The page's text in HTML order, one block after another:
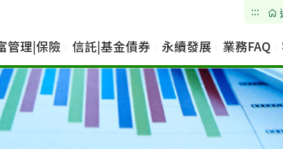
:::
管理|保險 信託|基金債券 永續發展 業務FAQ